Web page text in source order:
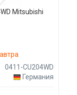
Mitsubishi
0411-CU204WD
Германия